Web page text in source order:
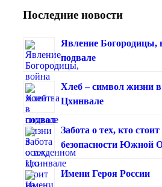
Последние новости
Явление Богородицы,
подвале
Хлеб – символ жизни
Цхинвале
Забота о тех, кто
безопасности Южной
Имени Героя России